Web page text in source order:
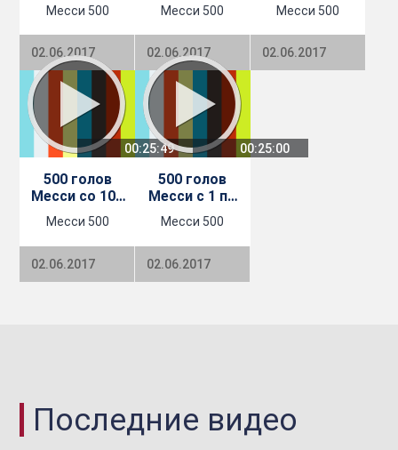
Барселона
Месси 500
02.06.2017
Барселона
Месси 500
02.06.2017
Барселона
Месси 500
02.06.2017
00:25:49
500 голов
Месси со 101
по 200 - ФК
Барселона
Месси 500
02.06.2017
00:25:00
500 голов
Месси с 1 по
100 - ФК
Барселона
Месси 500
02.06.2017
Последние видео